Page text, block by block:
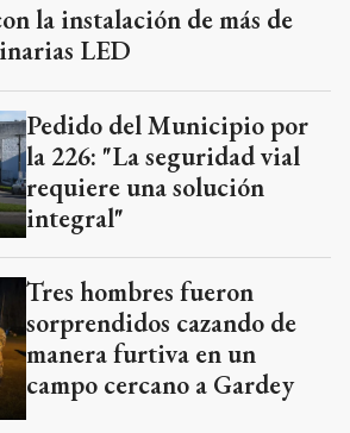
la instalación de más de
LED
Pedido del Municipio por
la 226: "La seguridad vial
requiere una solución
integral"
Tres hombres fueron
sorprendidos cazando de
manera furtiva en un
campo cercano a Gardey